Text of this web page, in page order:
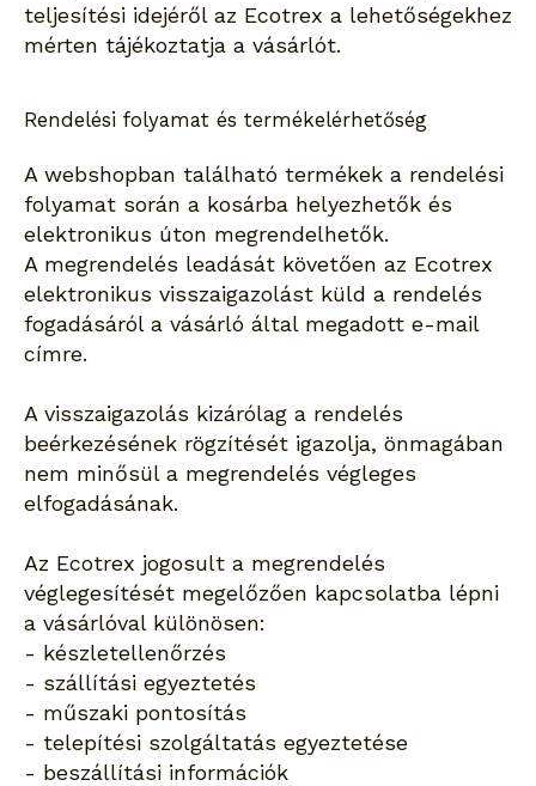
teljesítési idejéről az Ecotrex a lehetőségekhez
mérten tájékoztatja a vásárlót.
Rendelési folyamat és termékelérhetőség
A webshopban található termékek a rendelési
folyamat során a kosárba helyezhetők és
elektronikus úton megrendelhetők.
A megrendelés leadását követően az Ecotrex
elektronikus visszaigazolást küld a rendelés
fogadásáról a vásárló által megadott e-mail
címre.
A visszaigazolás kizárólag a rendelés
beérkezésének rögzítését igazolja, önmagában
nem minősül a megrendelés végleges
elfogadásának.
Az Ecotrex jogosult a megrendelés
véglegesítését megelőzően kapcsolatba lépni
a vásárlóval különösen:
- készletellenőrzés
- szállítási egyeztetés
- műszaki pontosítás
- telepítési szolgáltatás egyeztetése
- beszállítási információk